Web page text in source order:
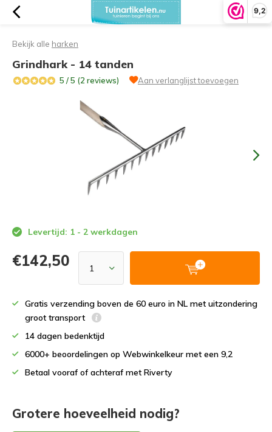
9,2
Bekijk alle harken
Grindhark - 14 tanden
5 / 5 (2 reviews) Aan verlanglijst toevoegen
Levertijd: 1 - 2 werkdagen
€142,50
Gratis verzending boven de 60 euro in NL met uitzondering
groot transport
14 dagen bedenktijd
6000+ beoordelingen op Webwinkelkeur met een 9,2
Betaal vooraf of achteraf met Riverty
Grotere hoeveelheid nodig?